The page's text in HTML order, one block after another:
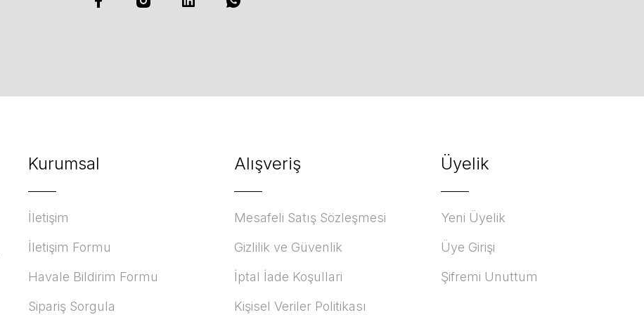
Kurumsal
İletişim
İletişim Formu
Havale Bildirim Formu
Sipariş Sorgula
Alışveriş
Mesafeli Satış Sözleşmesi
Gizlilik ve Güvenlik
İptal İade Koşullari
Kişisel Veriler Politikası
Üyelik
Yeni Üyelik
Üye Girişi
Şifremi Unuttum